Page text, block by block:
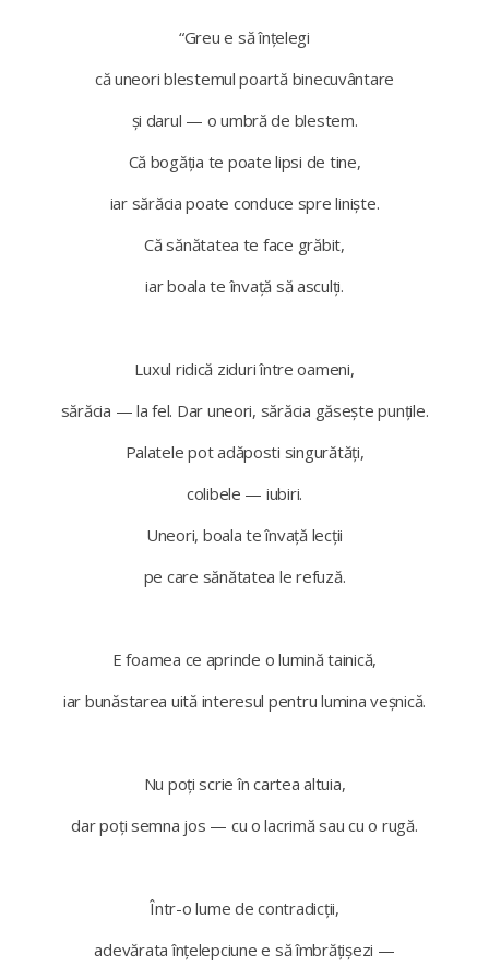
“Greu e să înțelegi
că uneori blestemul poartă binecuvântare
și darul — o umbră de blestem.
Că bogăția te poate lipsi de tine,
iar sărăcia poate conduce spre liniște.
Că sănătatea te face grăbit,
iar boala te învață să asculți.
Luxul ridică ziduri între oameni,
sărăcia — la fel. Dar uneori, sărăcia găsește punțile.
Palatele pot adăposti singurătăți,
colibele — iubiri.
Uneori, boala te învață lecții
pe care sănătatea le refuză.
E foamea ce aprinde o lumină tainică,
iar bunăstarea uită interesul pentru lumina veșnică.
Nu poți scrie în cartea altuia,
dar poți semna jos — cu o lacrimă sau cu o rugă.
Într-o lume de contradicții,
adevărata înțelepciune e să îmbrățișezi —